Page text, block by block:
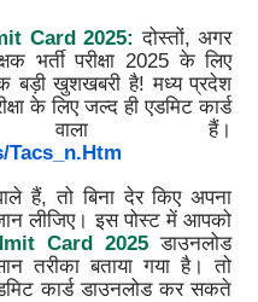
Card 2025: दोस्तों, अगर
भर्ती परीक्षा 2025 के लिए
बड़ी खुशखबरी है! मध्य प्रदेश
के लिए जल्द ही एडमिट कार्ड
वाला हैं।
tacs_n.htm
हैं, तो बिना देर किए अपना
लीजिए। इस पोस्ट में आपको
Card 2025 डाउनलोड
तरीका बताया गया है। तो
कार्ड डाउनलोड कर सकते